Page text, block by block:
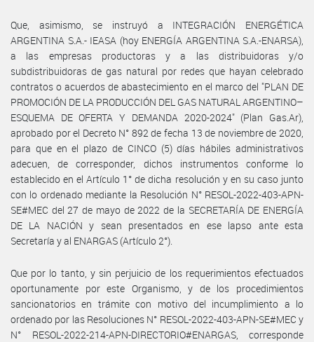
Que, asimismo, se instruyó a INTEGRACIÓN ENERGÉTICA
ARGENTINA S.A.- IEASA (hoy ENERGÍA ARGENTINA S.A.-ENARSA),
a las empresas productoras y a las distribuidoras y/o
subdistribuidoras de gas natural por redes que hayan celebrado
contratos o acuerdos de abastecimiento en el marco del "PLAN DE
PROMOCIÓN DE LA PRODUCCIÓN DEL GAS NATURAL ARGENTINO–
ESQUEMA DE OFERTA Y DEMANDA 2020-2024" (Plan Gas.Ar),
aprobado por el Decreto N° 892 de fecha 13 de noviembre de 2020,
para que en el plazo de CINCO (5) días hábiles administrativos
adecuen, de corresponder, dichos instrumentos conforme lo
establecido en el Artículo 1° de dicha resolución y en su caso junto
con lo ordenado mediante la Resolución N° RESOL-2022-403-APN-
SE#MEC del 27 de mayo de 2022 de la SECRETARÍA DE ENERGÍA
DE LA NACIÓN y sean presentados en ese lapso ante esta
Secretaría y al ENARGAS (Artículo 2°).
Que por lo tanto, y sin perjuicio de los requerimientos efectuados
oportunamente por este Organismo, y de los procedimientos
sancionatorios en trámite con motivo del incumplimiento a lo
ordenado por las Resoluciones N° RESOL-2022-403-APN-SE#MEC y
N° RESOL-2022-214-APN-DIRECTORIO#ENARGAS, corresponde